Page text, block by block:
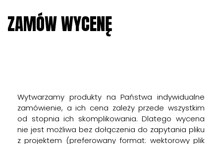
ZAMÓW WYCENĘ
Wytwarzamy produkty na Państwa indywidualne
zamówienie, a ich cena zależy przede wszystkim
od stopnia ich skomplikowania. Dlatego wycena
nie jest możliwa bez dołączenia do zapytania pliku
z projektem (preferowany format: wektorowy plik